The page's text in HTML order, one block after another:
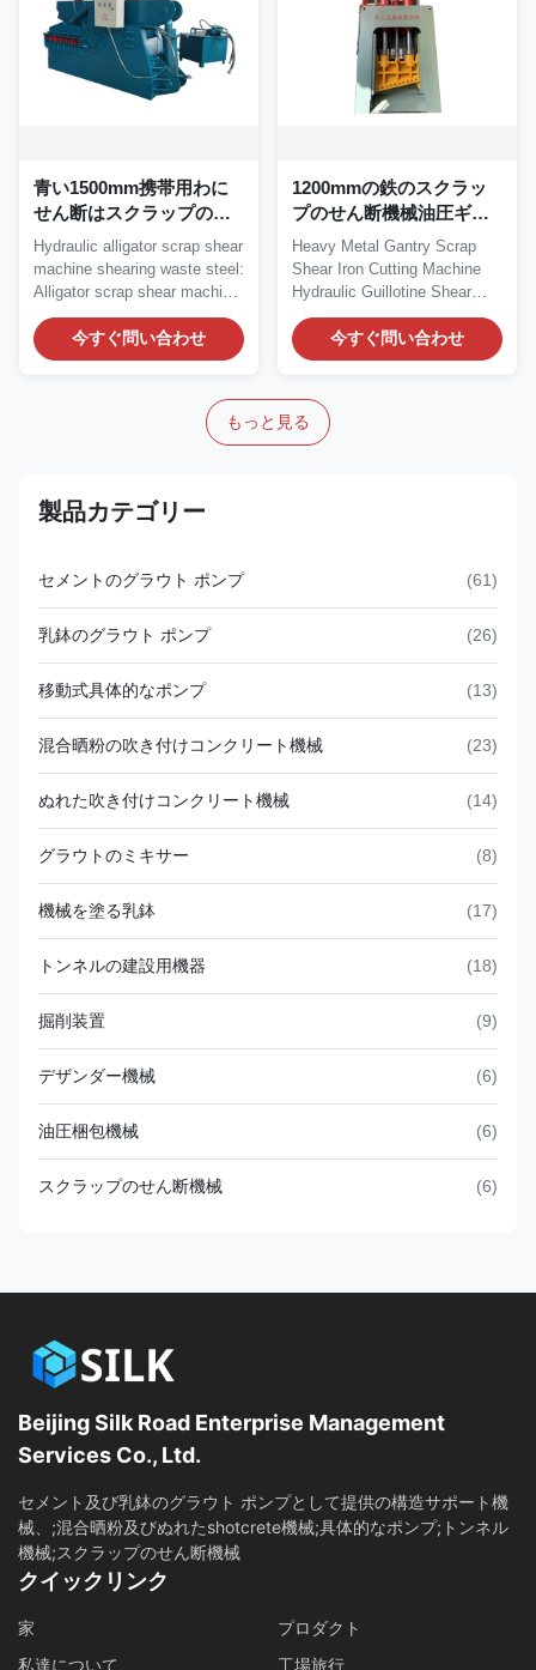
青い1500mm携帯用わに
せん断はスクラップの打
抜き機にアイロンをかけ
る
Hydraulic alligator scrap shear
machine shearing waste steel:
Alligator scrap shear machine,
is...
今すぐ問い合わせ
1200mmの鉄のスクラッ
プのせん断機械油圧ギロ
チンのせん断機械
Heavy Metal Gantry Scrap
Shear Iron Cutting Machine
Hydraulic Guillotine Shear
Gantry type...
今すぐ問い合わせ
もっと見る
製品カテゴリー
セメントのグラウト ポンプ (61)
乳鉢のグラウト ポンプ (26)
移動式具体的なポンプ (13)
混合晒粉の吹き付けコンクリート機械 (23)
ぬれた吹き付けコンクリート機械 (14)
グラウトのミキサー (8)
機械を塗る乳鉢 (17)
トンネルの建設用機器 (18)
掘削装置 (9)
デザンダー機械 (6)
油圧梱包機械 (6)
スクラップのせん断機械 (6)
Beijing Silk Road Enterprise Management
Services Co., Ltd.
セメント及び乳鉢のグラウト ポンプとして提供の構造サポート機
械、;混合晒粉及びぬれたshotcrete機械;具体的なポンプ;トンネル
機械;スクラップのせん断機械
クイックリンク
家
プロダクト
私達について
工場旅行